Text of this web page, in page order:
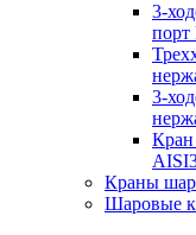
3-
порт
3-
Краны
Шаровые